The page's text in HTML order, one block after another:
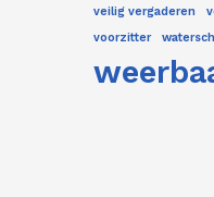
veilig vergaderen
voorzitter